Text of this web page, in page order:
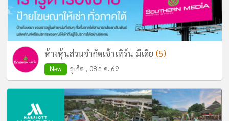
ห้างหุ้นส่วนจำกัดเซ้าเทิร์น มีเดีย (5)
New ภูเก็ต , 08 ส.ค. 69